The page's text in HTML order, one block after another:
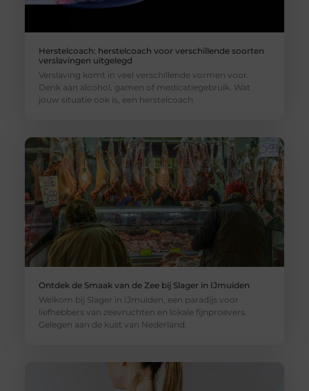
Herstelcoach: herstelcoach voor verschillende soorten
verslavingen uitgelegd
Verslaving komt in veel verschillende vormen voor.
Denk aan alcohol, gamen of medicatiegebruik. Wat
jouw situatie ook is, een herstelcoach
Ontdek de Smaak van de Zee bij Slager in IJmuiden
Welkom bij Slager in IJmuiden, een paradijs voor
liefhebbers van zeevruchten en lokale fijnproevers.
Gelegen aan de kust van Nederland,